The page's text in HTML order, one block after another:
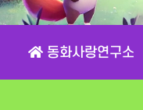
동화사랑연구소